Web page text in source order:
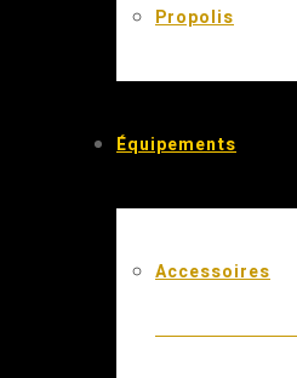
Propolis
Équipements
Accessoires